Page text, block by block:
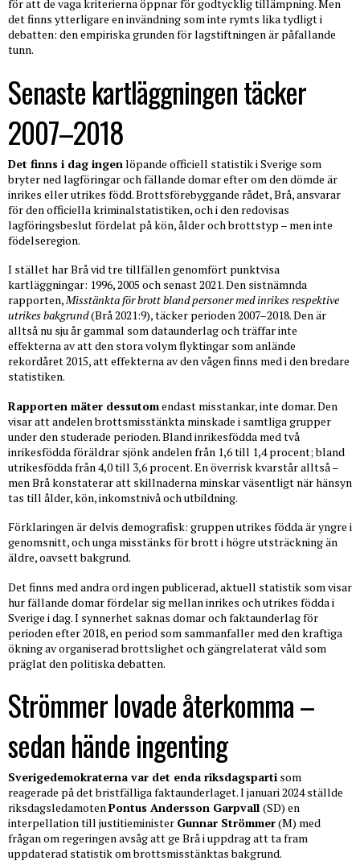
för att de vaga kriterierna öppnar för godtycklig tillämpning. Men
det finns ytterligare en invändning som inte rymts lika tydligt i
debatten: den empiriska grunden för lagstiftningen är påfallande
tunn.
Senaste kartläggningen täcker
2007–2018
Det finns i dag ingen löpande officiell statistik i Sverige som
bryter ned lagföringar och fällande domar efter om den dömde är
inrikes eller utrikes född. Brottsförebyggande rådet, Brå, ansvarar
för den officiella kriminalstatistiken, och i den redovisas
lagföringsbeslut fördelat på kön, ålder och brottstyp – men inte
födelseregion.
I stället har Brå vid tre tillfällen genomfört punktvisa
kartläggningar: 1996, 2005 och senast 2021. Den sistnämnda
rapporten,Misstänkta för brott bland personer med inrikes respektive
utrikes bakgrund(Brå 2021:9), täcker perioden 2007–2018. Den är
alltså nu sju år gammal som dataunderlag och träffar inte
effekterna av att den stora volym flyktingar som anlände
rekordåret 2015, att effekterna av den vågen finns med i den bredare
statistiken.
Rapporten mäter dessutomendast misstankar, inte domar. Den
visar att andelen brottsmisstänkta minskade i samtliga grupper
under den studerade perioden. Bland inrikesfödda med två
inrikesfödda föräldrar sjönk andelen från 1,6 till 1,4 procent; bland
utrikesfödda från 4,0 till 3,6 procent. En överrisk kvarstår alltså –
men Brå konstaterar att skillnaderna minskar väsentligt när hänsyn
tas till ålder, kön, inkomstnivå och utbildning.
Förklaringen är delvis demografisk: gruppen utrikes födda är yngre i
genomsnitt, och unga misstänks för brott i högre utsträckning än
äldre, oavsett bakgrund.
Det finns med andra ord ingen publicerad, aktuell statistik som visar
hur fällande domar fördelar sig mellan inrikes och utrikes födda i
Sverige i dag. I synnerhet saknas domar och faktaunderlag för
perioden efter 2018, en period som sammanfaller med den kraftiga
ökning av organiserad brottslighet och gängrelaterat våld som
präglat den politiska debatten.
Strömmer lovade återkomma –
sedan hände ingenting
Sverigedemokraterna var det enda riksdagsparti som
reagerade på det bristfälliga faktaunderlaget. I januari 2024 ställde
riksdagsledamotenPontus Andersson Garpvall (SD) en
interpellation till justitieminister Gunnar Strömmer(M) med
frågan om regeringen avsåg att ge Brå i uppdrag att ta fram
uppdaterad statistik om brottsmisstänktas bakgrund.